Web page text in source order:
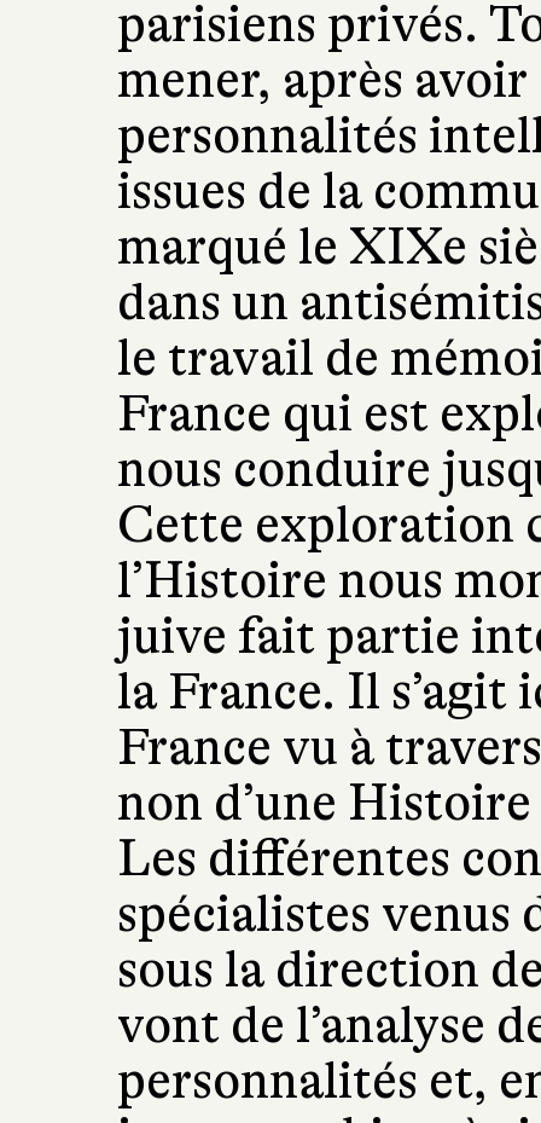
parisiens privés.
mener, après
personnalités
issues de la
marqué le XIXe
dans un
le travail de
France qui est
nous conduire
Cette exploration
l’Histoire nous
juive fait partie
la France. Il s’agit
France vu à
non d’une
Les différentes
spécialistes venus
sous la direction
vont de l’analyse
personnalités et,